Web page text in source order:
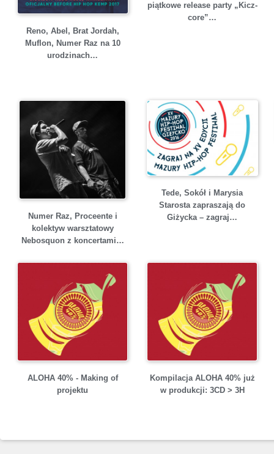
Reno, Abel, Brat Jordah,
Muflon, Numer Raz na 10
urodzinach…
piątkowe release party „Kicz-
core”…
Numer Raz, Proceente i
kolektyw warsztatowy
Nebosquon z koncertami…
Tede, Sokół i Marysia
Starosta zapraszają do
Giżycka – zagraj…
ALOHA 40% - Making of
projektu
Kompilacja ALOHA 40% już
w produkcji: 3CD > 3H